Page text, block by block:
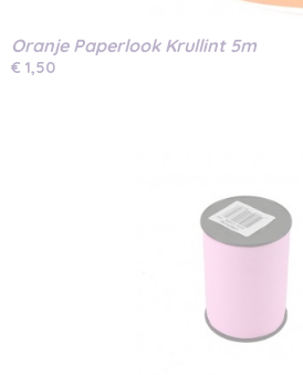
Oranje Paperlook Krullint 5m
€ 1,50